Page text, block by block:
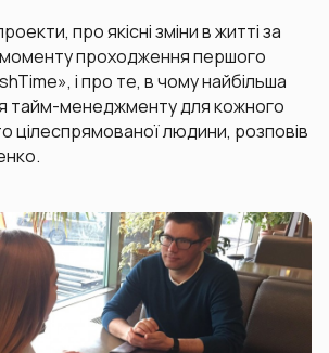
про якісні зміни в житті за
моменту проходження першого
і про те, в чому найбільша
тайм-менеджменту для кожного
цілеспрямованої людини, розповів